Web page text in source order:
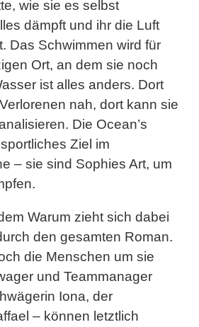
wie sie es selbst
dämpft und ihr die Luft
Das Schwimmen wird für
Ort, an dem sie noch
ist alles anders. Dort
nah, dort kann sie
Die Ocean’s
Ziel im
– sie sind Sophies Art, um
Warum zieht sich dabei
den gesamten Roman.
die Menschen um sie
und Teammanager
Iona, der
– können letztlich